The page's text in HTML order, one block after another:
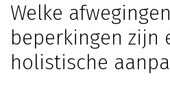
Welke
beperkingen zijn
holistische